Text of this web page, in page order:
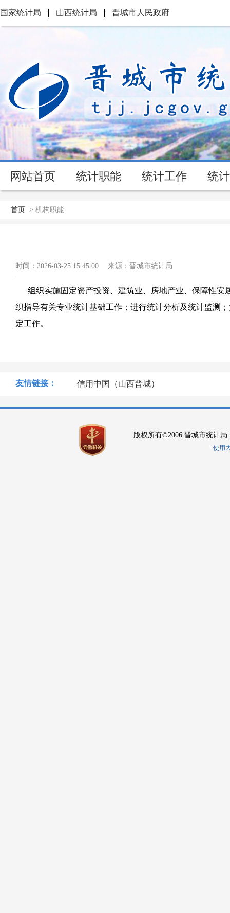
国家统计局 山西统计局 晋城市人民政府
网站首页 统计职能 统计工作 统
首页 > 机构职能
时间： 2026-03-25 15:45:00 来源： 晋城市统计局
组织实施固定资产投资、建筑业、房地产业、保障性
织指导有关专业统计基础工作；进行统计分析及统计监测
定工作。
友情链接： 信用中国（山西晋城）
版权所有©2006 晋城市统计局
使用